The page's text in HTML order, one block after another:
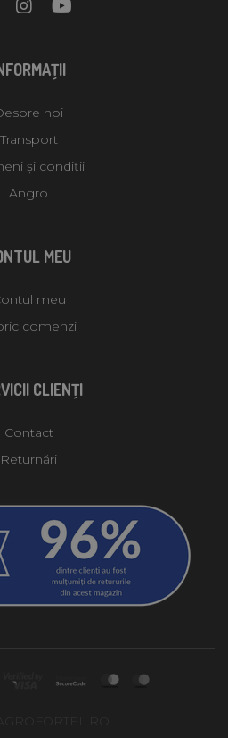
noi
Transport
și condiții
Angro
MEU
meu
comenzi
CLIENŢI
Contact
Returnări